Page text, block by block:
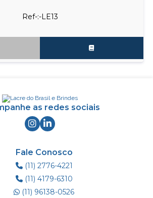
Ref-:-LE13
as redes sociais
Fale Conosco
(11) 2776-4221
(11) 4179-6310
(11) 96138-0526